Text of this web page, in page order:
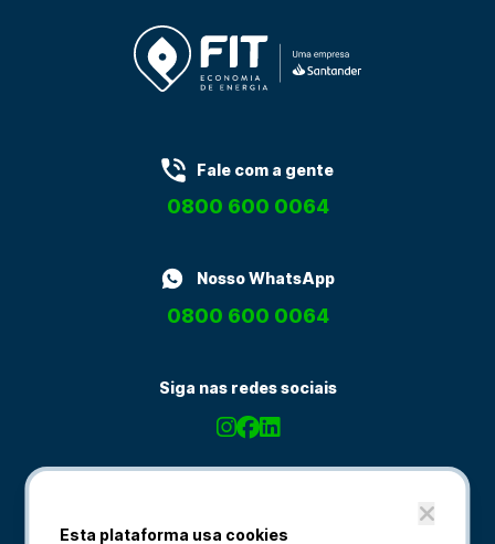
Fale com a gente
0800 600 0064
Nosso WhatsApp
0800 600 0064
Siga nas redes sociais
Esta plataforma usa cookies